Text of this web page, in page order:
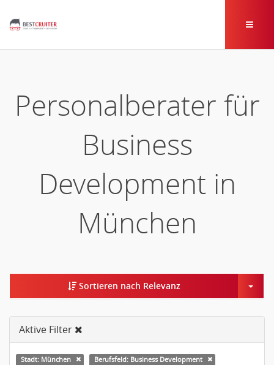
Personalberater für
Business
Development in
München
Sortieren nach Relevanz
Aktive Filter
Stadt: München Berufsfeld: Business Development